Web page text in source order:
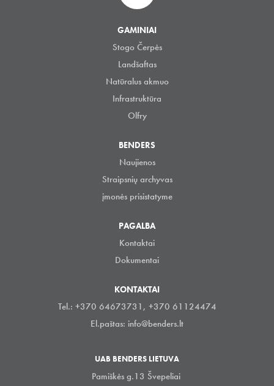
GAMINIAI
Stogo Čerpės
Landšaftas
Natūralus akmuo
Infrastruktūra
Olfry
BENDERS
Naujienos
Straipsnių archyvas
įmonės prisistatyme
PAGALBA
Kontaktai
Dokumentai
KONTAKTAI
Tel.: +370 64673731, +370 61124474
El.paštas: info@benders.lt
UAB BENDERS LIETUVA
Pamiškės g.13 Švepeliai